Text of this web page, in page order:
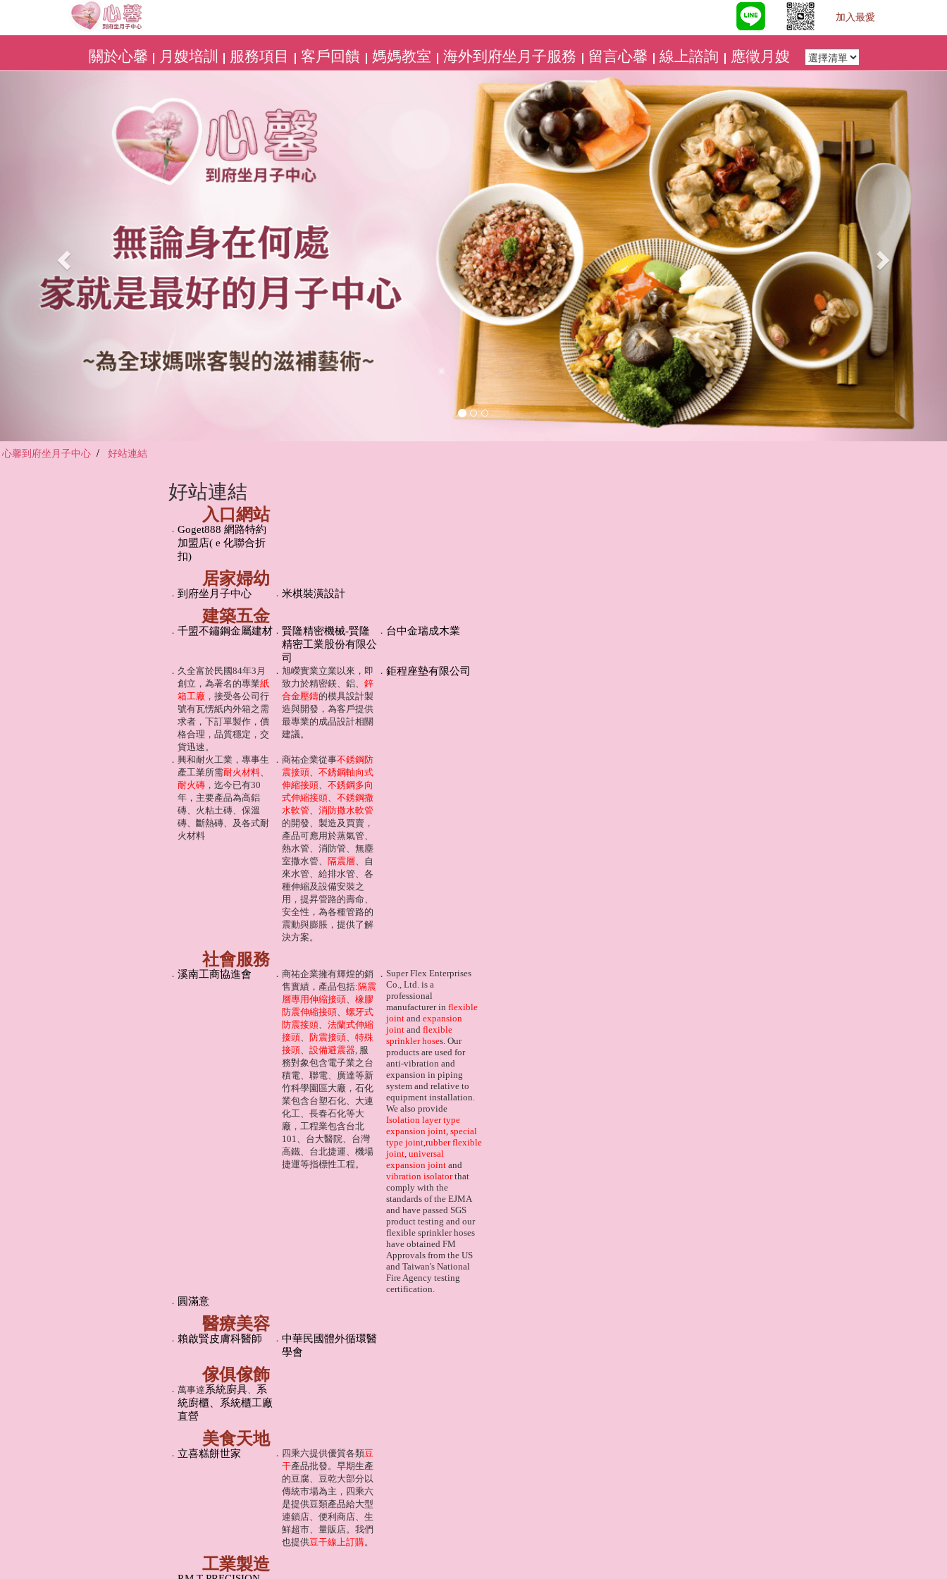
加入最愛
關於心馨 月嫂培訓 服務項目 客戶回饋 媽媽教室 海外到府坐月子服務 留言心馨 線上諮詢 應徵月嫂
心馨到府坐月子中心 好站連結
好站連結
入口網站
． Goget888 網路特約
加盟店( e 化聯合折
扣)
居家婦幼
． 到府坐月子中心 ． 米棋裝潢設計
建築五金
． 千盟不鏽鋼金屬建材 ． 賢隆精密機械-賢隆
精密工業股份有限公
司
． 台中金瑞成木業
． 久全富於民國84年3月
創立，為著名的專業紙
箱工廠 ，接受各公司行
號有瓦愣紙內外箱之需
求者，下訂單製作，價
格合理，品質穩定，交
貨迅速。
． 旭嶸實業立業以來，即
致力於精密鎂、鋁、 鋅
合金壓鑄的模具設計製
造與開發，為客戶提供
最專業的成品設計相關
建議。
． 鉅程座墊有限公司
． 興和耐火工業，專事生
產工業所需耐火材料
耐火磚 ，迄今已有30
年，主要產品為高鋁
磚、火粘土磚、保溫
磚、斷熱磚、及各式耐
火材料
． 商祐企業從事不銹鋼防
震接頭
不銹鋼軸向式
伸縮接頭
不銹鋼多向
式伸縮接頭
不銹鋼撒
水軟管
消防撒水軟管
的開發、製造及買賣，
產品可應用於蒸氣管、
熱水管、消防管、無塵
室撒水管、 隔震層 、自
來水管、給排水管、各
種伸縮及設備安裝之
用，提昇管路的壽命、
安全性，為各種管路的
震動與膨脹，提供了解
決方案。
社會服務
． 溪南工商協進會 ． 商祐企業擁有輝煌的銷
售實績，產品包括:隔震
層專用伸縮接頭
橡膠
防震伸縮接頭
螺牙式
防震接頭
法蘭式伸縮
接頭
防震接頭
特殊
接頭
設備避震器 , 服
務對象包含電子業之台
積電、聯電、廣達等新
竹科學園區大廠，石化
業包含台塑石化、大連
化工、長春石化等大
廠，工程業包含台北
101、台大醫院、台灣
高鐵、台北捷運、機場
捷運等指標性工程。
． Super Flex Enterprises
Co., Ltd. is a
professional
manufacturer in flexible
joint and expansion
joint and flexible
sprinkler hoses. Our
products are used for
anti-vibration and
expansion in piping
system and relative to
equipment installation.
We also provide
Isolation layer type
expansion joint special
type joint rubber flexible
joint universal
expansion joint and
vibration isolatorthat
comply with the
standards of the EJMA
and have passed SGS
product testing and our
flexible sprinkler hoses
have obtained FM
Approvals from the US
and Taiwan's National
Fire Agency testing
certification.
． 圓滿意
醫療美容
． 賴啟賢皮膚科醫師 ． 中華民國體外循環醫
學會
傢俱傢飾
． 萬事達系統廚具
系
統廚櫃、系統櫃工廠
直營
美食天地
． 立喜糕餅世家 ． 四乘六提供優質各類豆
干產品批發。早期生產
的豆腐、豆乾大部分以
傳統市場為主，四乘六
是提供豆類產品給大型
連鎖店、便利商店、生
鮮超市、量販店。我們
也提供豆干線上訂購。
工業製造